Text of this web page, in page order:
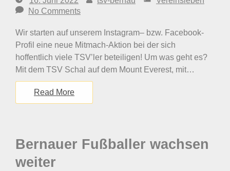
No Comments
Wir starten auf unserem Instagram– bzw. Facebook-
Profil eine neue Mitmach-Aktion bei der sich
hoffentlich viele TSV’ler beteiligen! Um was geht es?
Mit dem TSV Schal auf dem Mount Everest, mit…
Read More
Bernauer Fußballer wachsen
weiter